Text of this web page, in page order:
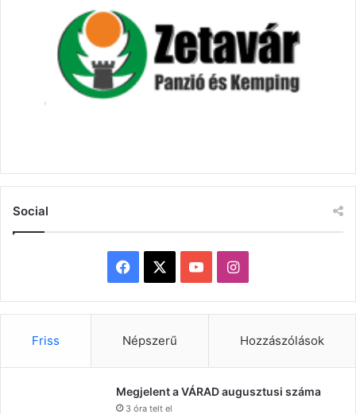
Social
Facebook YouTubeInstagram
Friss Népszerű Hozzászólások
Megjelent a VÁRAD augusztusi száma
3 óra telt el